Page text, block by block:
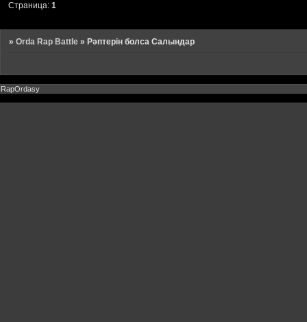
Страница:1
»Orda Rap Battle » Рәптерін болса Салындар
RapOrdasy